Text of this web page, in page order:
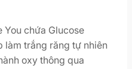
You chứa Glucose
làm trắng răng tự nhiên
oxy thông qua